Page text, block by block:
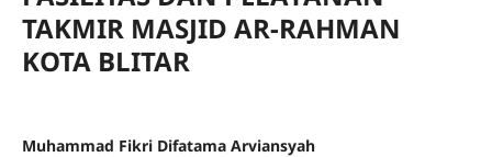
TAKMIR MASJID AR-RAHMAN
KOTA BLITAR
Muhammad Fikri Difatama Arviansyah